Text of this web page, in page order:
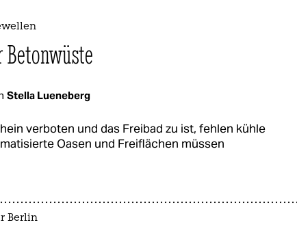
Stella Lueneberg
verboten und das Freibad zu ist, fehlen kühle
Oasen und Freiflächen müssen
Berlin